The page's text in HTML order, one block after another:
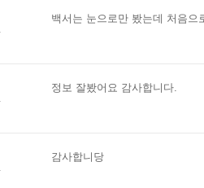
백서는 눈으로만 봤는데 처음으
정보 잘봤어요 감사합니다.
감사합니당